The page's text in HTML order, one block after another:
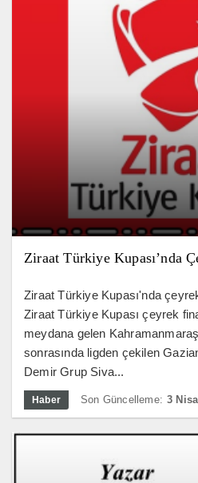
Ziraat Türkiye Kupası’nda
Ziraat Türkiye Kupası'nda
Ziraat Türkiye Kupası çeyrek
meydana gelen
sonrasında ligden çekilen
Demir Grup Siva...
Haber Son Güncelleme: 3